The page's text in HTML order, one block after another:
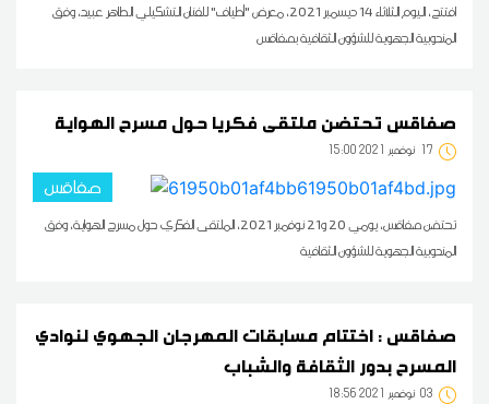
افتتح، اليوم الثلاثاء 14 ديسمبر 2021، معرض "أطياف" للفنان التشكيلي الطاهر عبيد، وفق
المندوبية الجهوية للشؤون الثقافية بصفاقس
صفاقس تحتضن ملتقى فكريا حول مسرح الهواية
17 15:00 2021 نوفمبر
صفاقس
تحتضن صفاقس، يومي 20 و21 نوفمبر 2021، الملتقى الفكري حول مسرح الهواية، وفق
المندوبية الجهوية للشؤون الثقافية
صفاقس : اختتام مسابقات المهرجان الجهوي لنوادي
المسرح بدور الثقافة والشباب
03 18:56 2021 نوفمبر